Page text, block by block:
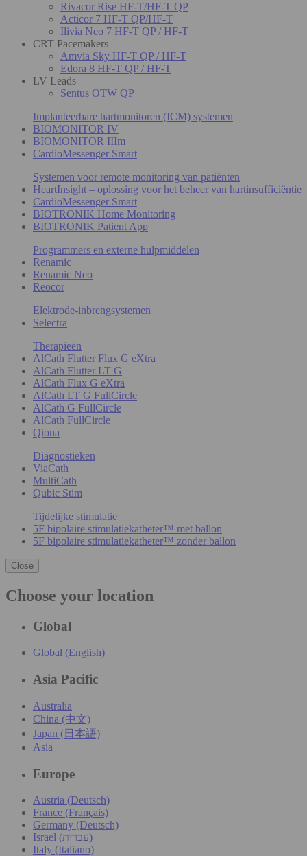
Rivacor Rise HF-T/HF-T QP
Acticor 7 HF-T QP/HF-T
Ilivia Neo 7 HF-T QP / HF-T
CRT Pacemakers
Amvia Sky HF-T QP / HF-T
Edora 8 HF-T QP / HF-T
LV Leads
Sentus OTW QP
Implanteerbare hartmonitoren (ICM) systemen
BIOMONITOR IV
BIOMONITOR IIIm
CardioMessenger Smart
Systemen voor remote monitoring van patiënten
HeartInsight – oplossing voor het beheer van hartinsufficiëntie
CardioMessenger Smart
BIOTRONIK Home Monitoring
BIOTRONIK Patient App
Programmers en externe hulpmiddelen
Renamic
Renamic Neo
Reocor
Elektrode-inbrengsystemen
Selectra
Therapieën
AlCath Flutter Flux G eXtra
AlCath Flutter LT G
AlCath Flux G eXtra
AlCath LT G FullCircle
AlCath G FullCircle
AlCath FullCircle
Qiona
Diagnostieken
ViaCath
MultiCath
Qubic Stim
Tijdelijke stimulatie
5F bipolaire stimulatiekatheter™ met ballon
5F bipolaire stimulatiekatheter™ zonder ballon
Close
Choose your location
Global
Global (English)
Asia Pacific
Australia
China (中文)
Japan (日本語)
Asia
Europe
Austria (Deutsch)
France (Français)
Germany (Deutsch)
Israel (עִברִית)
Italy (Italiano)